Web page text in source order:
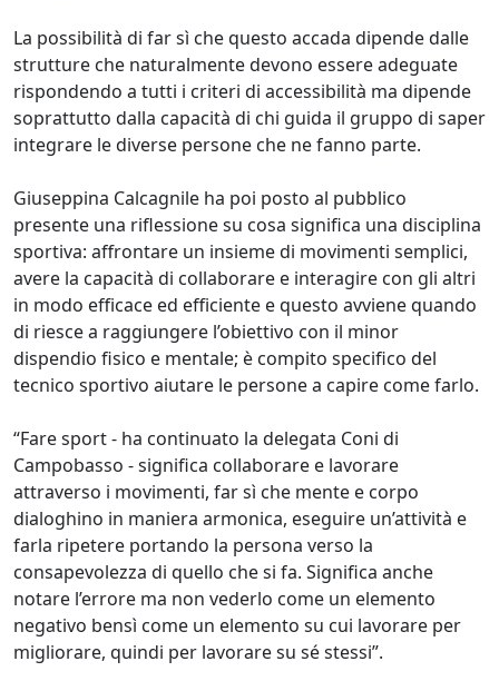
La possibilità di far sì che questo accada dipende dalle
strutture che naturalmente devono essere adeguate
rispondendo a tutti i criteri di accessibilità ma dipende
soprattutto dalla capacità di chi guida il gruppo di saper
integrare le diverse persone che ne fanno parte.
Giuseppina Calcagnile ha poi posto al pubblico
presente una riflessione su cosa significa una disciplina
sportiva: affrontare un insieme di movimenti semplici,
avere la capacità di collaborare e interagire con gli altri
in modo efficace ed efficiente e questo avviene quando
di riesce a raggiungere l’obiettivo con il minor
dispendio fisico e mentale; è compito specifico del
tecnico sportivo aiutare le persone a capire come farlo.
“Fare sport - ha continuato la delegata Coni di
Campobasso - significa collaborare e lavorare
attraverso i movimenti, far sì che mente e corpo
dialoghino in maniera armonica, eseguire un’attività e
farla ripetere portando la persona verso la
consapevolezza di quello che si fa. Significa anche
notare l’errore ma non vederlo come un elemento
negativo bensì come un elemento su cui lavorare per
migliorare, quindi per lavorare su sé stessi”.